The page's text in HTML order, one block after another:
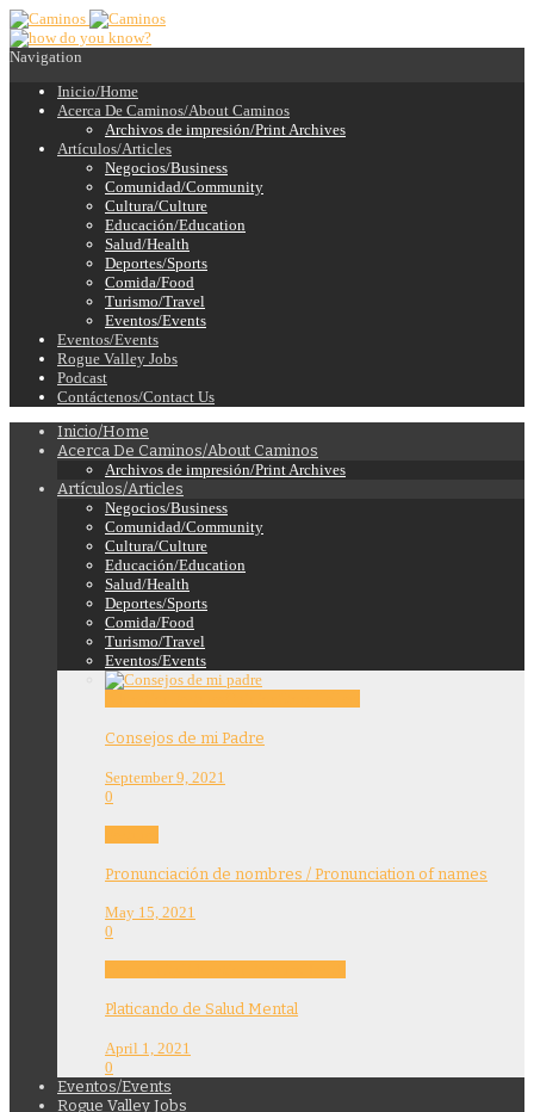
Navigation
Inicio/Home
Acerca De Caminos/About Caminos
Archivos de impresión/Print Archives
Artículos/Articles
Negocios/Business
Comunidad/Community
Cultura/Culture
Educación/Education
Salud/Health
Deportes/Sports
Comida/Food
Turismo/Travel
Eventos/Events
Eventos/Events
Rogue Valley Jobs
Podcast
Contáctenos/Contact Us
Inicio/Home
Acerca De Caminos/About Caminos
Archivos de impresión/Print Archives
Artículos/Articles
Negocios/Business
Comunidad/Community
Cultura/Culture
Educación/Education
Salud/Health
Deportes/Sports
Comida/Food
Turismo/Travel
Eventos/Events
Consejos de mi Padre
September 9, 2021
0
Pronunciación de nombres / Pronunciation of names
May 15, 2021
0
Platicando de Salud Mental
April 1, 2021
0
Eventos/Events
Rogue Valley Jobs